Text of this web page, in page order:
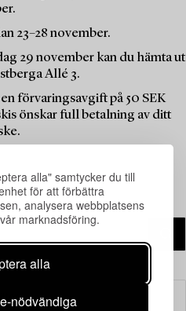
alla" samtycker du till
för att förbättra
analysera webbplatsens
marknadsföring.
alla
nödvändiga
23–28 november.
29 november kan du hämta ut
Allé 3.
förvaringsavgift på 50 SEK
önskar full betalning av ditt